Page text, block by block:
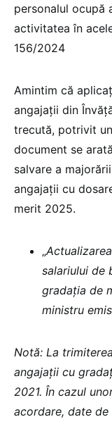
personalul ocupă
activitatea în
156/2024
Amintim că
angajații din
trecută, potrivit
document se
salvare a
angajații cu
merit 2025.
„
salariului de
gradația de
ministru
Notă: La
angajații cu
2021. În cazul
acordare, date